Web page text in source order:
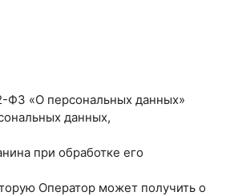
ФЗ «О персональных данных»
данных,
при обработке его
Оператор может получить о